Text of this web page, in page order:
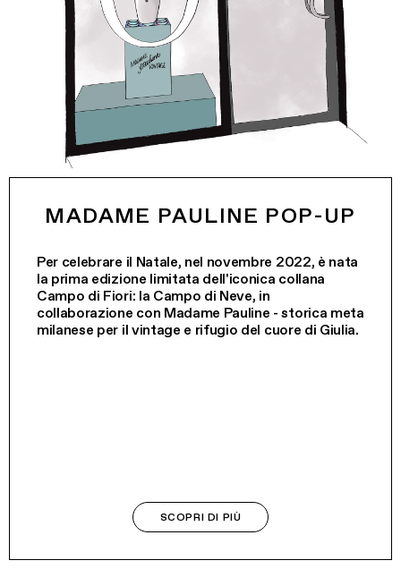
MADAME PAULINE POP-UP
Per celebrare il Natale, nel novembre 2022, è nata
la prima edizione limitata dell'iconica collana
Campo di Fiori: la Campo di Neve, in
collaborazione con Madame Pauline - storica meta
milanese per il vintage e rifugio del cuore di Giulia.
SCOPRI DI PIÙ